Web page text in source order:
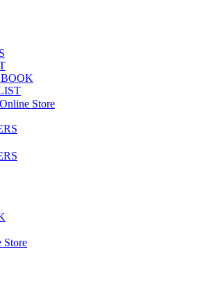
Store
Store